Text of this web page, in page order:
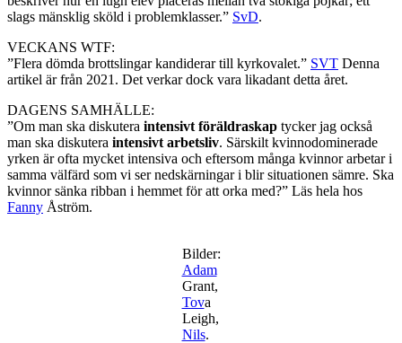
slags mänsklig sköld i problemklasser.” SvD.
VECKANS WTF:
”Flera dömda brottslingar kandiderar till kyrkovalet.” SVT Denna
artikel är från 2021. Det verkar dock vara likadant detta året.
DAGENS SAMHÄLLE:
”Om man ska diskutera intensivt föräldraskap tycker jag också
man ska diskutera intensivt arbetsliv. Särskilt kvinnodominerade
yrken är ofta mycket intensiva och eftersom många kvinnor arbetar i
samma välfärd som vi ser nedskärningar i blir situationen sämre. Ska
kvinnor sänka ribban i hemmet för att orka med?” Läs hela hos
Fanny Åström.
Bilder:
Adam
Grant,
Tova
Leigh,
Nils.